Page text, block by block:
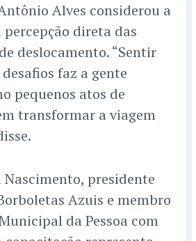
Alves considerou a
direta das
deslocamento. “Sentir
faz a gente
pequenos atos de
transformar a viagem
Nascimento, presidente
Azuis e membro
da Pessoa com